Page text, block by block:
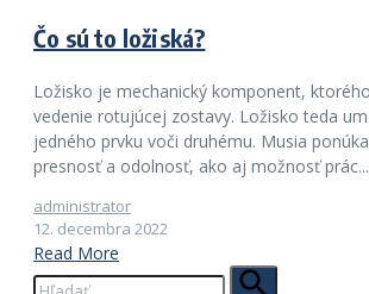
Čo sú to ložiská?
Ložisko je mechanický komponent,
vedenie rotujúcej zostavy. Ložisko teda
jedného prvku voči druhému. Musia
presnosť a odolnosť, ako aj možnosť prác...
administrator
12. decembra 2022
Read More
Hľadať: